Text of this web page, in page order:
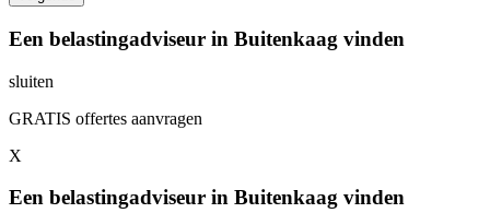
Een belastingadviseur in Buitenkaag vinden
sluiten
GRATIS offertes aanvragen
X
Een belastingadviseur in Buitenkaag vinden